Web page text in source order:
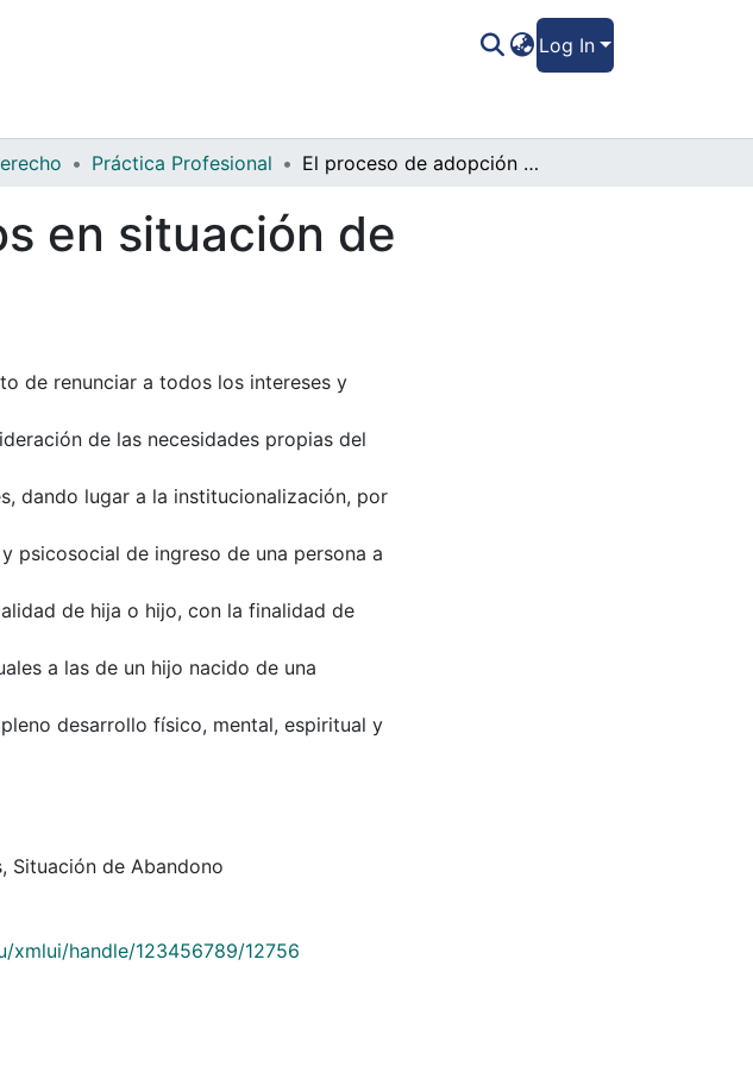
Log In
Práctica Profesional El proceso de adopción de niños en situación de abandono en Honduras
en situación de
de renunciar a todos los intereses y
de las necesidades propias del
dando lugar a la institucionalización, por
psicosocial de ingreso de una persona a
de hija o hijo, con la finalidad de
a las de un hijo nacido de una
desarrollo físico, mental, espiritual y
, Situación de Abandono
xmlui/handle/123456789/12756